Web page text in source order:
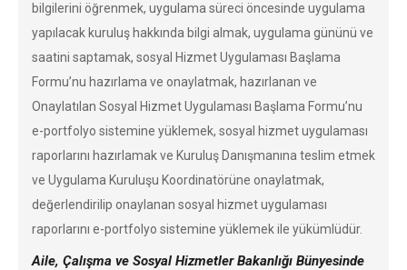
bilgilerini öğrenmek, uygulama süreci öncesinde uygulama
yapılacak kuruluş hakkında bilgi almak, uygulama gününü ve
saatini saptamak, sosyal Hizmet Uygulaması Başlama
Formu’nu hazırlama ve onaylatmak, hazırlanan ve
Onaylatılan Sosyal Hizmet Uygulaması Başlama Formu’nu
e-portfolyo sistemine yüklemek, sosyal hizmet uygulaması
raporlarını hazırlamak ve Kuruluş Danışmanına teslim etmek
ve Uygulama Kuruluşu Koordinatörüne onaylatmak,
değerlendirilip onaylanan sosyal hizmet uygulaması
raporlarını e-portfolyo sistemine yüklemek ile yükümlüdür.
Aile, Çalışma ve Sosyal Hizmetler Bakanlığı Bünyesinde